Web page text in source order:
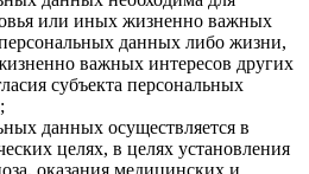
или иных жизненно важных
данных либо жизни,
важных интересов других
субъекта персональных
данных осуществляется в
целях, в целях установления